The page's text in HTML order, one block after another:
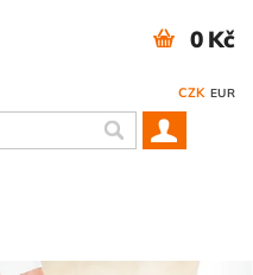
CZK EUR
0 Kč